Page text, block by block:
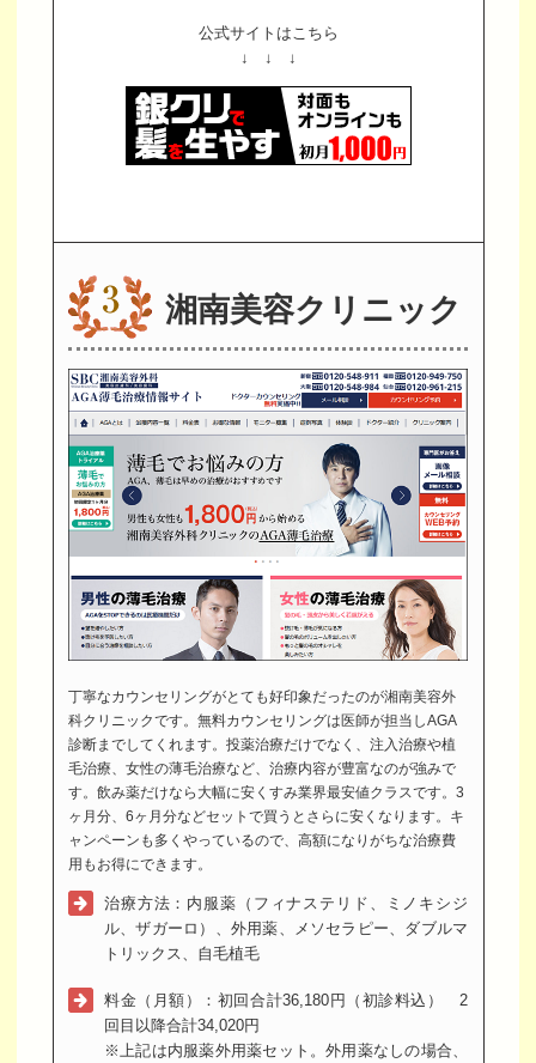
公式サイトはこちら
↓ ↓ ↓
湘南美容クリニック
丁寧なカウンセリングがとても好印象だったのが湘南美容外
科クリニックです。無料カウンセリングは医師が担当しAGA
診断までしてくれます。投薬治療だけでなく、注入治療や植
毛治療、女性の薄毛治療など、治療内容が豊富なのが強みで
す。飲み薬だけなら大幅に安くすみ業界最安値クラスです。3
ヶ月分、6ヶ月分などセットで買うとさらに安くなります。キ
ャンペーンも多くやっているので、高額になりがちな治療費
用もお得にできます。
治療方法：内服薬（フィナステリド、ミノキシジ
ル、ザガーロ）、外用薬、メソセラピー、ダブルマ
トリックス、自毛植毛
料金（月額）：初回合計36,180円（初診料込） 2
回目以降合計34,020円
※上記は内服薬外用薬セット。外用薬なしの場合、